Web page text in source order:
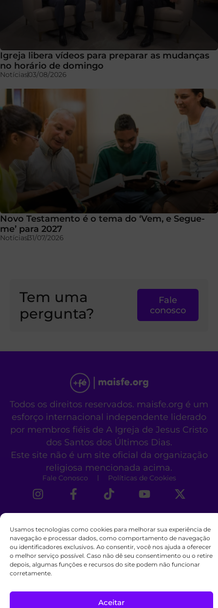
Usamos tecnologias como cookies para melhorar sua experiência de
navegação e processar dados, como comportamento de navegação
ou identificadores exclusivos. Ao consentir, você nos ajuda a oferecer
o melhor serviço possível. Caso não dê seu consentimento ou o retire
depois, algumas funções e recursos do site podem não funcionar
corretamente.
Aceitar
Igreja libera vídeos para preparar as mudanças
no horário de domingo
Notícias03/08/2026
Novo Testamento é o tema do ‘Vem, e Segue-
me’ para 2027
Notícias31/07/2026
Tem uma
pergunta?
Fale
conosco
Todos os direitos reservados. maisfe.org é um
esforço internacional independente liderado
por membros fiéis de A Igreja de Jesus Cristo
dos Santos dos Últimos Dias.
Este site não é um site oficial da organização
religiosa mencionada acima.
Fale Conosco Políticas de Cookies